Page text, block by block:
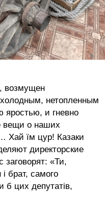
возмущен
нетопленным
яростью, и гневно
вещи о наших
Хай їм цур! Казаки
директорские
заговорят: «Ти,
брат, самого
б цих депутатів,